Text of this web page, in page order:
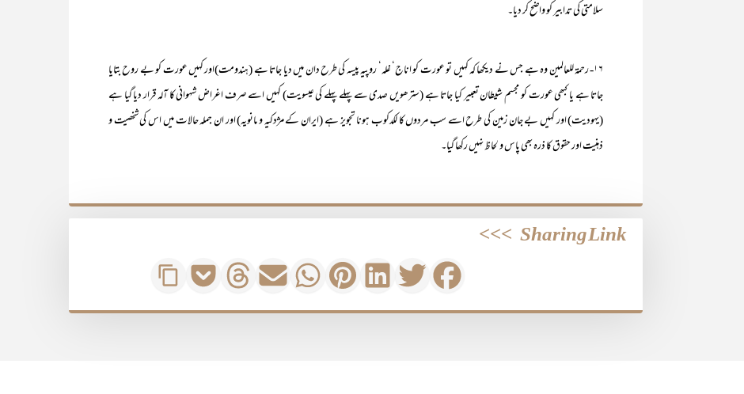
سلامتی کی تدابیر کو واضح کر دیا۔
۱۶- رحمۃ للعالمین وہ ہے جس نے دیکھا کہ کہیں تو عورت کو اناج‘ غلہ‘ روپیہ پیسہ کی طرح دان میں دیا جاتا ہے (ہندومت)اور کہیں عورت کو بے روح بتایا
جاتا ہے یا کبھی عورت کو مجسم شیطان تعبیر کیا جاتا ہے (سترھویں صدی سے پہلے پہلے کی عیسویت) کہیں اسے صرف اغراض شہوانی کا آلہ قرار دیا گیا ہے
(یہودیت) اور کہیں بے جان زمین کی طرح اسے سب مردوں کا لکدکوب ہونا تجویز ہے (ایران کے مژدکیہ و مانویہ) اور ان جملہ حالات میں اس کی شخصیت و
ذہنیت اور حقوق کا ذرہ بھی پاس و لحاظ نہیں رکھا گیا۔
Sharing Link
>>>